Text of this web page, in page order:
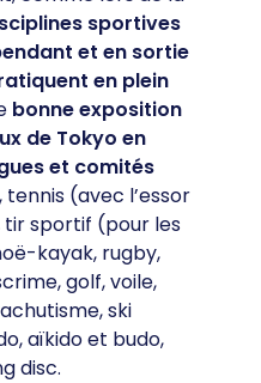
sportives
et en sortie
en plein
bonne exposition
de Tokyo en
et comités
(avec l’essor
tir sportif (pour les
kayak, rugby,
golf, voile,
ski
aïkido et budo,
disc.